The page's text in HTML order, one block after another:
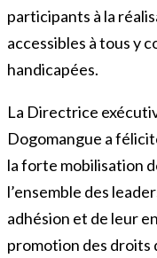
participants à la
accessibles à tous y
handicapées.
La Directrice
Dogomangue a
la forte mobilisation
l’ensemble des
adhésion et de leur
promotion des droits